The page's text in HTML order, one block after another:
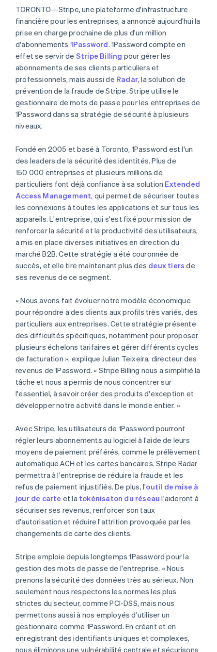
Découvrez les prochaines évolutions
Radar
Prévention de la fraude
Atlas
Constitution de start-up
Climate
Élimination du carbone
Identity
Vérification de l'identité
Stripe Sessions 2026
Découvrez comment Stripe construit l’infrastructure
Regarder la vidéo
Commerce en ligne
Écosystème
Partenaires
Stripe App Marketplace
TORONTO—Stripe, une plateforme d'infrastructure
financière pour les entreprises, a annoncé aujourd'hui la
prise en charge prochaine de plus d'un million
d'abonnements 1Password. 1Password compte en
effet se servir de Stripe Billing pour gérer les
abonnements de ses clients particuliers et
professionnels, mais aussi de Radar, la solution de
prévention de la fraude de Stripe. Stripe utilise le
gestionnaire de mots de passe pour les entreprises de
1Password dans sa stratégie de sécurité à plusieurs
niveaux.
Fondé en 2005 et basé à Toronto, 1Password est l'un
des leaders de la sécurité des identités. Plus de
150 000 entreprises et plusieurs millions de
particuliers font déjà confiance à sa solution Extended
Access Management, qui permet de sécuriser toutes
les connexions à toutes les applications et sur tous les
appareils. L'entreprise, qui s'est fixé pour mission de
renforcer la sécurité et la productivité des utilisateurs,
a mis en place diverses initiatives en direction du
marché B2B. Cette stratégie a été couronnée de
succès, et elle tire maintenant plus des deux tiers de
ses revenus de ce segment.
« Nous avons fait évoluer notre modèle économique
pour répondre à des clients aux profils très variés, des
particuliers aux entreprises. Cette stratégie présente
des difficultés spécifiques, notamment pour proposer
plusieurs échelons tarifaires et gérer différents cycles
de facturation », explique Julian Teixeira, directeur des
revenus de 1Password. « Stripe Billing nous a simplifié la
tâche et nous a permis de nous concentrer sur
l'essentiel, à savoir créer des produits d'exception et
développer notre activité dans le monde entier. »
Avec Stripe, les utilisateurs de 1Password pourront
régler leurs abonnements au logiciel à l'aide de leurs
moyens de paiement préférés, comme le prélèvement
automatique ACH et les cartes bancaires. Stripe Radar
permettra à l'entreprise de réduire la fraude et les
refus de paiement injustifiés. De plus, l'outil de mise à
jour de carte et la tokénisaton du réseau l'aideront à
sécuriser ses revenus, renforcer son taux
d'autorisation et réduire l'attrition provoquée par les
changements de carte des clients.
Stripe emploie depuis longtemps 1Password pour la
gestion des mots de passe de l'entreprise. « Nous
prenons la sécurité des données très au sérieux. Non
seulement nous respectons les normes les plus
strictes du secteur, comme PCI-DSS, mais nous
permettons aussi à nos employés d'utiliser un
gestionnaire comme 1Password. En créant et en
enregistrant des identifiants uniques et complexes,
nous éliminons une vulnérabilité centrale et sécurisons
Allemagne
Deutsch English
English
Autriche
DeutschEnglish
Belgique
Nederlands Français DeutschEnglish
Brésil
Português English
Bulgarie
English
EnglishFrançais
Chine continentale
简体中文English
Chypre
English
Croatie
EnglishItaliano
Danemark
English
Émirats arabes unis
English
Espagne
Español English
Estonie
États-Unis
EnglishEspañol 简体中文
Finlande
EnglishSvenska
France
Français English
Gibraltar
English
Grèce
English
Hongrie
English
Inde
Irlande
English
Italie
ItalianoEnglish
Japon
日本語 English
Lettonie
English
Liechtenstein
DeutschEnglish
Lituanie
Luxembourg
FrançaisDeutschEnglish
Malaisie
English简体中文
Malte
English
Mexique
Español English
Norvège
English
Nouvelle-Zélande